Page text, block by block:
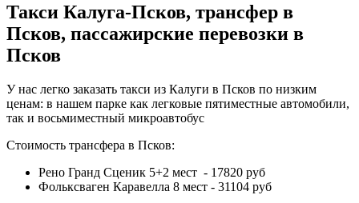
Такси Калуга-Псков, трансфер в
Псков, пассажирские перевозки в
Псков
У нас легко заказать такси из Калуги в Псков по низким
ценам: в нашем парке как легковые пятиместные автомобили,
так и восьмиместный микроавтобус
Стоимость трансфера в Псков:
Рено Гранд Сценик 5+2 мест - 17820 руб
Фольксваген Каравелла 8 мест - 31104 руб